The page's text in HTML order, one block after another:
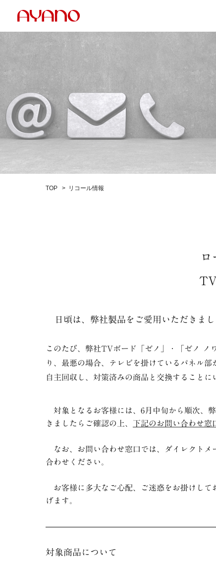
TOP リコール情報
日頃は、弊社製品をご愛用いただきまし
このたび、弊社TVボード「ゼノ」・「ゼノ ノ
り、最悪の場合、
テレビを掛けているパネル部
自主回収し、対策済みの商品と交換することに
対象となるお客様には、6月中旬から順次、
きましたらご確認の上、 下記のお問い合わせ窓
なお、お問い合わせ窓口では、ダイレクトメ
合わせください。
お客様に多大なご心配、ご迷惑をお掛けして
げます。
対象商品について